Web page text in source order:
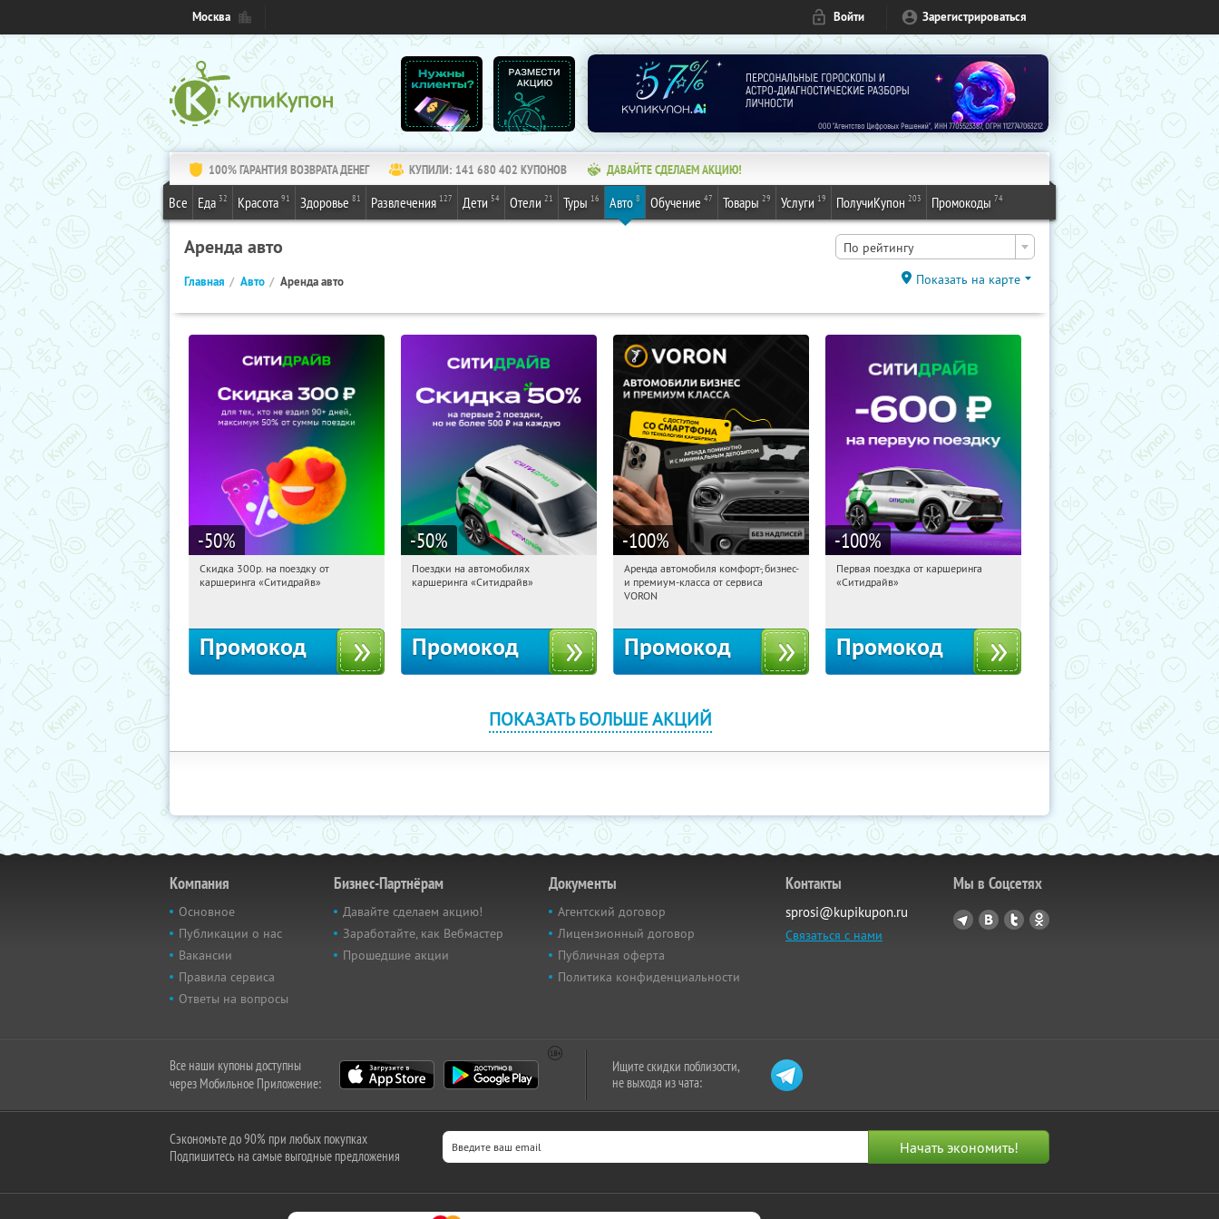
Москва Войти Зарегистрироваться
100% ГАРАНТИЯ ВОЗВРАТА ДЕНЕГ КУПИЛИ: 141 680 402 КУПОНОВ ДАВАЙТЕ СДЕЛАЕМ АКЦИЮ!
Все Еда 32 Красота 91 Здоровье 81 Развлечения 127 Дети 54 Отели 21 Туры 16 Авто 8 Обучение 47 Товары 29 Услуги 19 ПолучиКупон 203 Промокоды 74
Аренда авто По рейтингу
Главная Авто Аренда авто Показать на карте
-50%
01:50:25
Получи первым!
Скидка 300р. на поездку от
каршеринга «Ситидрайв»
Промокод
-50%
01:50:25
Получи первым!
Поездки на автомобилях
каршеринга «Ситидрайв»
Промокод
-100%
01:50:25 Получили:80
Автозаводская
Аренда автомобиля комфорт-, бизнес-
и премиум-класса от сервиса
VORON
Промокод
-100%
01:50:25
Получи первым!
Первая поездка от каршеринга
«Ситидрайв»
Промокод
ПОКАЗАТЬ БОЛЬШЕ АКЦИЙ
Компания
Основное
Публикации о нас
Вакансии
Правила сервиса
Ответы на вопросы
Бизнес-Партнёрам
Давайте сделаем акцию!
Заработайте, как Вебмастер
Прошедшие акции
Документы
Агентский договор
Лицензионный договор
Публичная оферта
Политика конфиденциальности
Контакты
sprosi@kupikupon.ru
Связаться с нами
Мы в Соцсетях
Все наши купоны доступны
через Мобильное Приложение:
Ищите скидки поблизости,
не выходя из чата:
Сэкономьте до 90% при любых покупках
Подпишитесь на самые выгодные предложения